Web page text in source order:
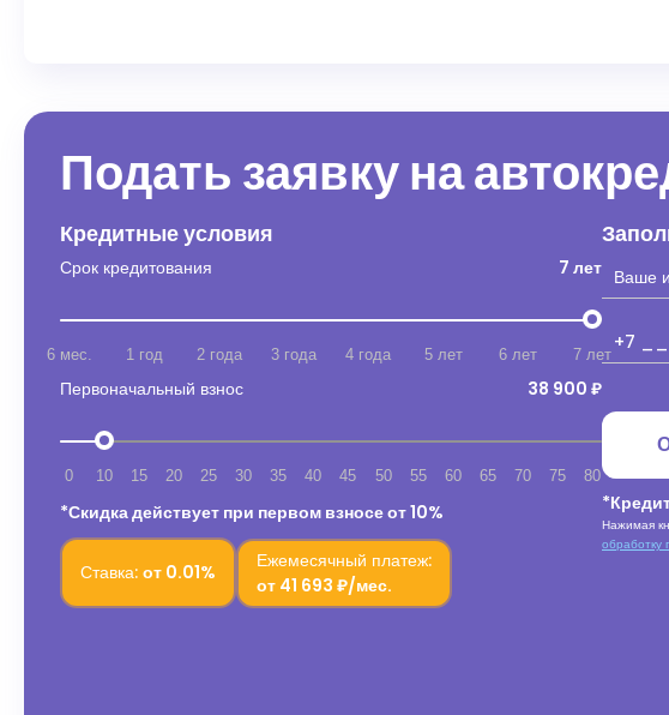
Подать заявку на
Кредитные условия
Срок кредитования 7 лет
6 мес. 1 год 2 года 3 года 4 года 5 лет 6 лет 7 лет
Первоначальный взнос 38 900 ₽
0 10 15 20 25 30 35 40 45 50 55 60 65 70 75 80
*Скидка действует при первом взносе от 10%
Ставка: от 0.01%
Ежемесячный платеж:
от 41 693 ₽/мес.
Нажимая
обработку